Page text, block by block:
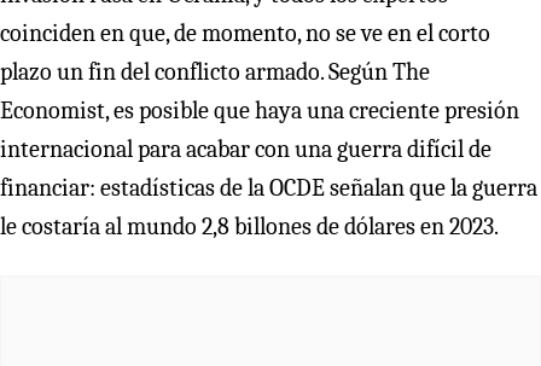
coinciden en que, de momento, no se ve en el corto
plazo un fin del conflicto armado. Según The
Economist, es posible que haya una creciente presión
internacional para acabar con una guerra difícil de
financiar: estadísticas de la OCDE señalan que la guerra
le costaría al mundo 2,8 billones de dólares en 2023.